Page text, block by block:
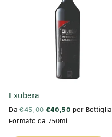
I
O
N
:
Exubera
Da €45,00 €40,50 per Bottiglia
Formato da 750ml